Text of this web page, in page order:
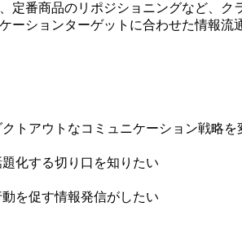
定番商品のリポジショニングなど、
ーションターゲットに合わせた情報
トアウトなコミュニケーション戦略を
化する切り口を知りたい
を促す情報発信がしたい